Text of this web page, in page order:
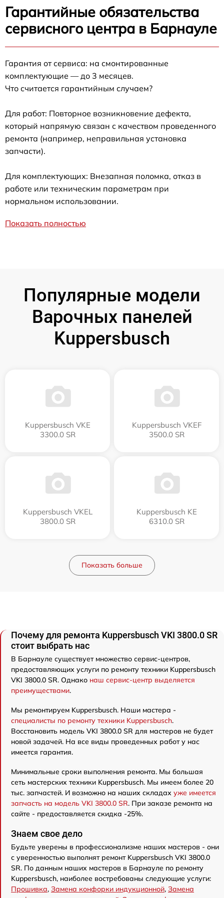
Гарантийные обязательства
сервисного центра в Барнауле
Гарантия от сервиса: на смонтированные
комплектующие — до 3 месяцев.
Что считается гарантийным случаем?
Для работ: Повторное возникновение дефекта,
который напрямую связан с качеством проведенного
ремонта (например, неправильная установка
запчасти).
Для комплектующих: Внезапная поломка, отказ в
работе или техническим параметрам при
нормальном использовании.
Показать полностью
Популярные модели
Варочных панелей
Kuppersbusch
Kuppersbusch VKE
3300.0 SR
Kuppersbusch VKEF
3500.0 SR
Kuppersbusch VKEL
3800.0 SR
Kuppersbusch KE
6310.0 SR
Показать больше
Почему для ремонта Kuppersbusch VKI 3800.0 SR
стоит выбрать нас
В Барнауле существует множество сервис-центров,
предоставляющих услуги по ремонту техники Kuppersbusch
VKI 3800.0 SR. Однако наш сервис-центр выделяется
преимуществами.
Мы ремонтируем Kuppersbusch. Наши мастера -
специалисты по ремонту техники Kuppersbusch.
Восстановить модель VKI 3800.0 SR для мастеров не будет
новой задачей. На все виды проведенных работ у нас
имеется гарантия.
Минимальные сроки выполнения ремонта. Мы большая
сеть мастерских техники Kuppersbusch. Мы имеем более 20
тыс. запчастей. И возможно на наших складах уже имеется
запчасть на модель VKI 3800.0 SR. При заказе ремонта на
сайте - предоставляется скидка -25%.
Знаем свое дело
Будьте уверены в профессионализме наших мастеров - они
с уверенностью выполнят ремонт Kuppersbusch VKI 3800.0
SR. По данным наших мастеров в Барнауле по ремонту
Kuppersbusch, наиболее востребованы следующие услуги:
Прошивка, Замена конфорки индукционной, Замена